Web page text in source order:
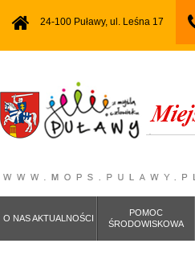
24-100 Puławy, ul. Leśna 17
O NAS AKTUALNOŚCI
POMOC
ŚRODOWISKOWA